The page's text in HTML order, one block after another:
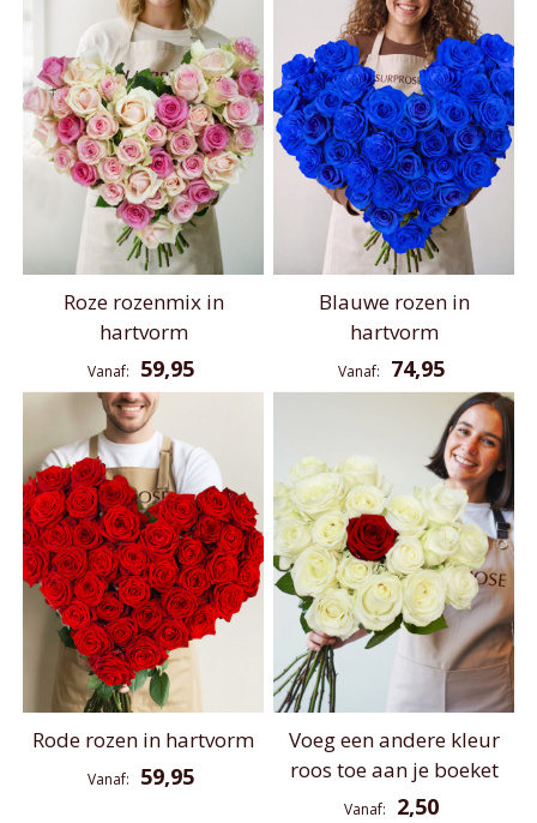
Roze rozenmix in
hartvorm
Vanaf 59,95
Blauwe rozen in
hartvorm
Vanaf 74,95
Rode rozen in hartvorm
Vanaf 59,95
Voeg een andere kleur
roos toe aan je boeket
Vanaf 2,50